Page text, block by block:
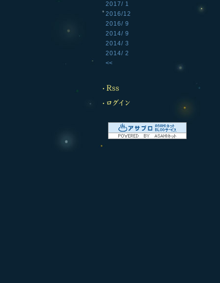
2017/ 1
2016/12
2016/ 9
2014/ 9
2014/ 3
2014/ 2
<<